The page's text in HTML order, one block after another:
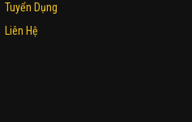
Tuyển Dụng
Liên Hệ